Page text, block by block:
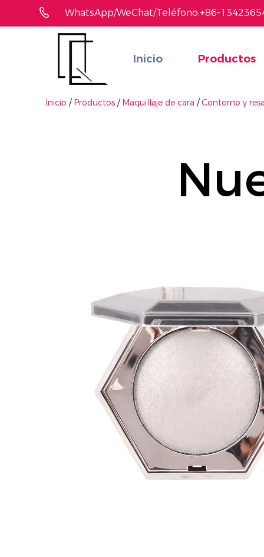
WhatsApp/WeChat/Teléfono:+86-
Inicio Productos
Inicio / Productos / Maquillaje de cara /Contorno y